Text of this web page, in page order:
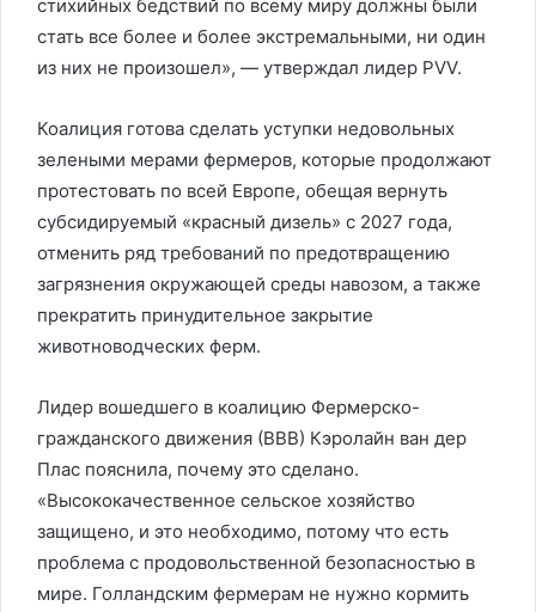
стихийных бедствий по всему миру должны были
стать все более и более экстремальными, ни один
из них не произошел», — утверждал лидер PVV.
Коалиция готова сделать уступки недовольных
зелеными мерами фермеров, которые продолжают
протестовать по всей Европе, обещая вернуть
субсидируемый «красный дизель» с 2027 года,
отменить ряд требований по предотвращению
загрязнения окружающей среды навозом, а также
прекратить принудительное закрытие
животноводческих ферм.
Лидер вошедшего в коалицию Фермерско-
гражданского движения (ВВВ) Кэролайн ван дер
Плас пояснила, почему это сделано.
«Высококачественное сельское хозяйство
защищено, и это необходимо, потому что есть
проблема с продовольственной безопасностью в
мире. Голландским фермерам не нужно кормить